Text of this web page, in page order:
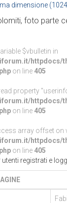
dimensione
foto parte
$vbulletin in
httpdocs/
on line 405
property
httpdocs/
on line 405
array offset on
httpdocs/
on line 405
registrati e